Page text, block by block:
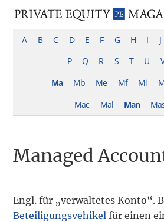
Zur
Zum
Private
Equity
Magazin
Das
Onlinemagazin
Equity-
–
I
Tax
A B C D E F G H I J
P
Q R S T U V
Ma
Mb Me Mf Mi
Mac
Mal Man
Managed
Engl. für „verwaltetes Konto“.
Beteiligungsvehikel für einen